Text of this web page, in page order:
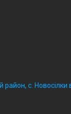
с. Новосілки